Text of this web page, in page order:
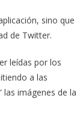
sino que
de Twitter.
leídas por los
a las
las imágenes de la